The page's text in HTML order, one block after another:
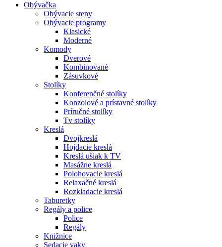
Obývačka
Obývacie steny
Obývacie programy
Klasické
Moderné
Komody
Dverové
Kombinované
Zásuvkové
Stolíky
Konferenčné stolíky
Konzolové a prístavné stolíky
Príručné stolíky
Tv stolíky
Kreslá
Dvojkreslá
Hojdacie kreslá
Kreslá ušiak k TV
Masážne kreslá
Polohovacie kreslá
Relaxačné kreslá
Rozkladacie kreslá
Taburetky
Regály a police
Police
Regály
Knižnice
Sedacie vaky